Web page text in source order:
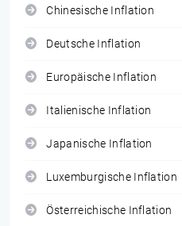
Chinesische Inflation
Deutsche Inflation
Europäische Inflation
Italienische Inflation
Japanische Inflation
Luxemburgische Inflation
Österreichische Inflation